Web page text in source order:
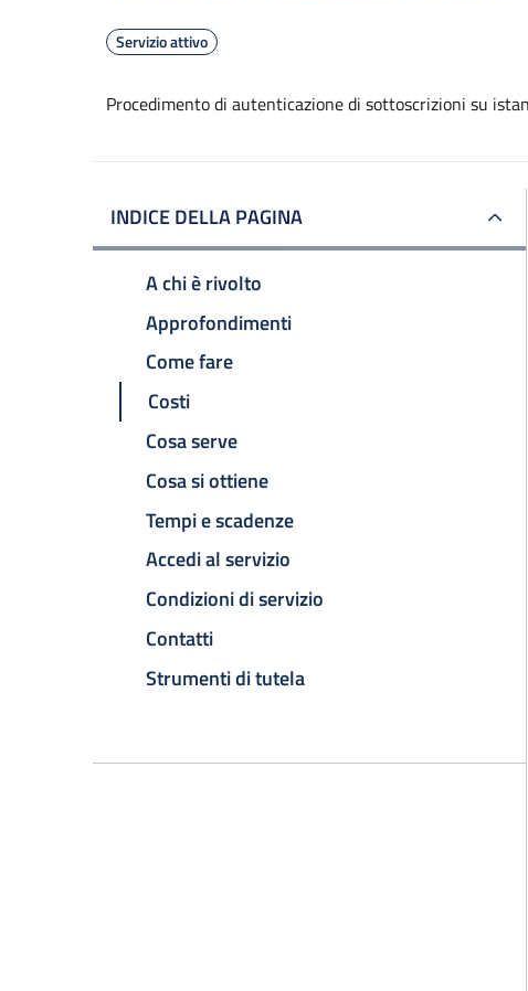
Servizio attivo
Procedimento di autenticazione di sottoscrizioni su
INDICE DELLA PAGINA
A chi è rivolto
Approfondimenti
Come fare
Costi
Cosa serve
Cosa si ottiene
Tempi e scadenze
Accedi al servizio
Condizioni di servizio
Contatti
Strumenti di tutela